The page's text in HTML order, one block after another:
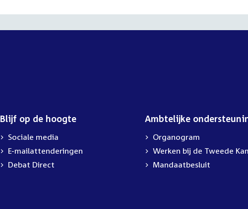
Blijf op de hoogte
Sociale media
E-mailattenderingen
Debat Direct
Ambtelijke
Organogram
Werken bij de Tweede
Mandaatbesluit